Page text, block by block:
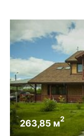
263,85 м2